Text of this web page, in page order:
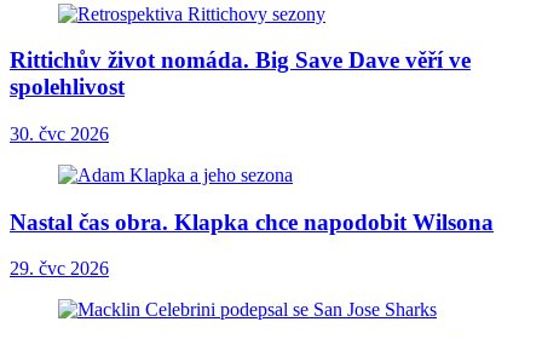
Rittichův život nomáda. Big Save Dave věří ve
spolehlivost
30. čvc 2026
Nastal čas obra. Klapka chce napodobit Wilsona
29. čvc 2026